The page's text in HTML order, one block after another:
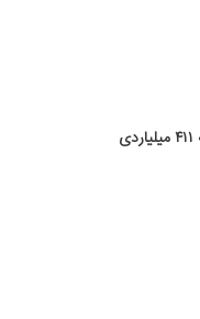
پرده‌برداری تاج از هزینه ۴۱۱ میلیاردی